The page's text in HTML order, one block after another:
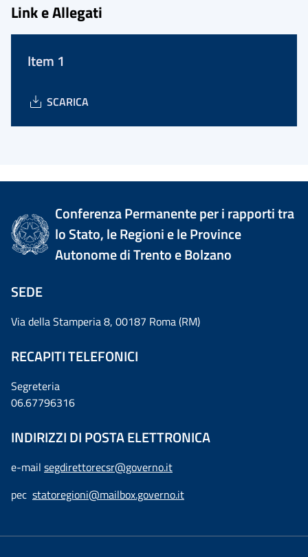
Link e Allegati
Item 1
SCARICA
Conferenza Permanente per i rapporti tra
lo Stato, le Regioni e le Province
Autonome di Trento e Bolzano
SEDE
Via della Stamperia 8, 00187 Roma (RM)
RECAPITI TELEFONICI
Segreteria
06.67796316
INDIRIZZI DI POSTA ELETTRONICA
e-mail segdirettorecsr@governo.it
pec statoregioni@mailbox.governo.it